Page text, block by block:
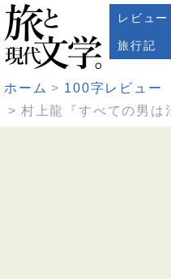
レビュー
旅行記
ホーム
100字レビュー
村上龍『すべての男は